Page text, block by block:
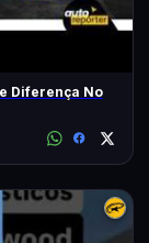
Diferença No